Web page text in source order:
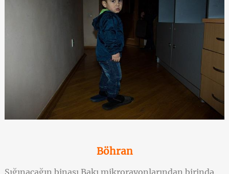
Böhran
Sığınacağın binası Bakı mikrorayonlarından birində